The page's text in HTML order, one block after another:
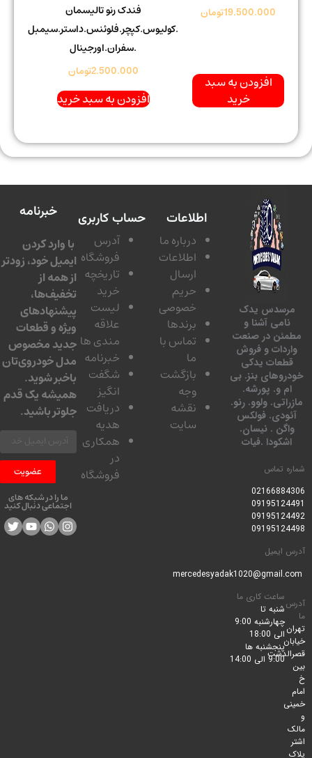
19.500.000تومان
افزودن به سبد
فندک رنو تالیسمان
.کولیوس.کپچر.فلوئنس.داستر.سیمبل
.سفران.اورجینال
2.500.000تومان
افزودن به سبد خرید
یدک
آشنا و
در صنعت
و فروش
یدکی
بنز. بی
و. پورشه.
ولوو. رنو.
فولکس
. نیسان.
.فیات
تماس
ساعت کاری ما
شنبه تا
چهارشنبه 9:00
الی 18:00
پنجشنبه ها
9:00 الی 14:00
اطلاعات
درباره ما
اطلاعات
ارسال
حریم
خصوصی
برندها
تماس با
بازگشت
نقشه
سایت
حساب کاربری
آدرس
فروشگاه
تاریخچه
لیست
مندی ها
خبرنامه
شگفت
دریافت
همکاری
فروشگاه
خبرنامه
با وارد کردن
ایمیل خود، زودتر
از همه از
تخفیف‌ها،
پیشنهادهای
ویژه و قطعات
جدید مخصوص
مدل خودروی‌تان
باخبر شوید.
همیشه یک قدم
جلوتر باشید.
عضویت
ما را در شبکه های
اجتماعی دنبال کنید